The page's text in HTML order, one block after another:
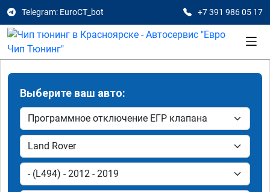
Telegram: EuroCT_bot +7 391 986 05 17
Выберите ваш авто: